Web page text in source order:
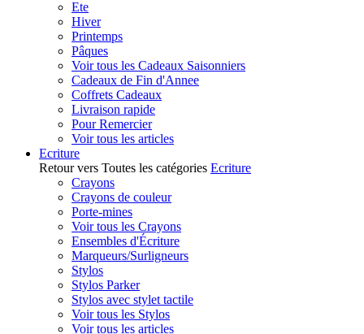
Ete
Hiver
Printemps
Pâques
Voir tous les Cadeaux Saisonniers
Cadeaux de Fin d'Annee
Coffrets Cadeaux
Livraison rapide
Pour Remercier
Voir tous les articles
Ecriture
Retour vers Toutes les catégories Ecriture
Crayons
Crayons de couleur
Porte-mines
Voir tous les Crayons
Ensembles d'Écriture
Marqueurs/Surligneurs
Stylos
Stylos Parker
Stylos avec stylet tactile
Voir tous les Stylos
Voir tous les articles